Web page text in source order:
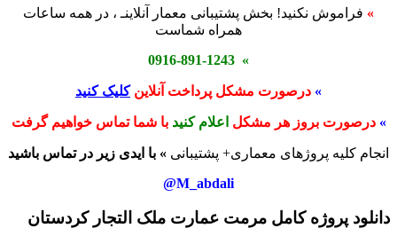
» فراموش نکنید! بخش پشتیبانی معمار آنلاینـ ، در همه ساعات
همراه شماست
» 0916-891-1243
» درصورت مشکل پرداخت آنلاینکلیک کنید
» درصورت بروز هر مشکل اعلام کنید با شما تماس خواهیم گرفت
انجام کلیه پروژهای معماری+ پشتیبانی » با ایدی زیر در تماس باشید
M_abdali@
دانلود پروژه کامل مرمت عمارت ملک التجار کردستان